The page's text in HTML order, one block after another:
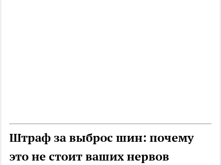
Штраф за выброс шин: почему
это не стоит ваших нервов